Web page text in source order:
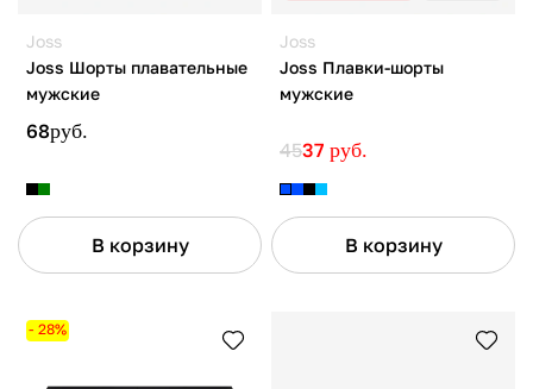
Joss
Joss Шорты плавательные
мужские
68руб.
В корзину
Joss
Joss Плавки-шорты
мужские
4537 руб.
В корзину
- 28%